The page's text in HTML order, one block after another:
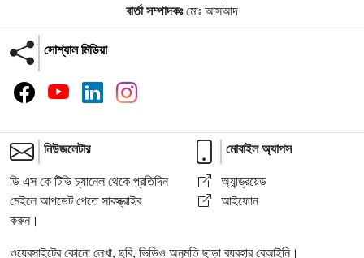
বার্তা সম্পাদকঃমোঃ আসআদ
সোশ্যাল মিডিয়া
নিউজলেটার
ডি এস কে টিভি চ্যানেল থেকে প্রতিদিন
মেইলে আপডেট পেতে সাবস্ক্রাইব
করুন।
মোবাইল অ্যাপস
অ্যান্ড্রয়েড
আইফোন
ওয়েবসাইটের কোনো লেখা, ছবি, ভিডিও অনুমতি ছাড়া ব্যবহার বেআইনি।